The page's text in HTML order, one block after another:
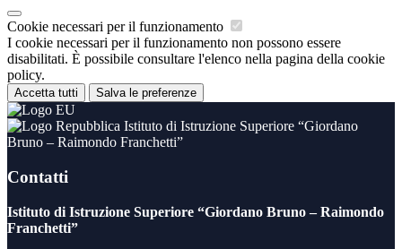
Cookie necessari per il funzionamento
I cookie necessari per il funzionamento non possono essere
disabilitati. È possibile consultare l'elenco nella pagina della cookie
policy.
Accetta tutti Salva le preferenze
Istituto di Istruzione Superiore “Giordano
Bruno – Raimondo Franchetti”
Contatti
Istituto di Istruzione Superiore “Giordano Bruno – Raimondo
Franchetti”